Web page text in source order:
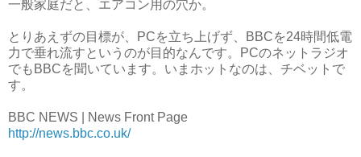
一般家庭だと、エアコン用の穴か。
とりあえずの目標が、PCを立ち上げず、BBCを24時間低電
力で垂れ流すというのが目的なんです。PCのネットラジオ
でもBBCを聞いています。いまホットなのは、チベットで
す。
BBC NEWS | News Front Page
http://news.bbc.co.uk/